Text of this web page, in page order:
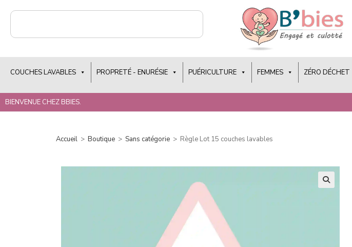
COUCHES LAVABLES PROPRETÉ - ENURÉSIE PUÉRICULTURE FEMMES ZÉRO DÉCHET
BIENVENUE CHEZ BBIES.
Accueil > Boutique > Sans catégorie > Règle Lot 15 couches lavables